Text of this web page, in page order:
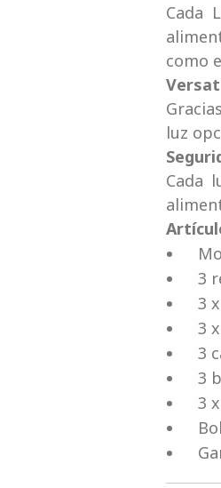
Cada
como
luz
Cada
3
3
3
3
3
3